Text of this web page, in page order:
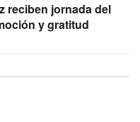
reciben jornada del
y gratitud